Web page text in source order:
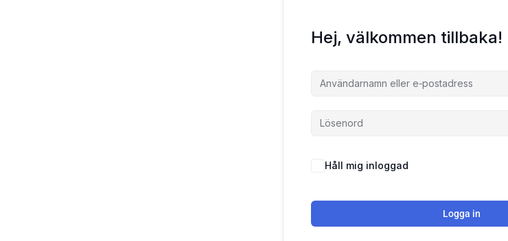
Hej, välkommen tillbaka!
Håll mig inloggad
Logga in